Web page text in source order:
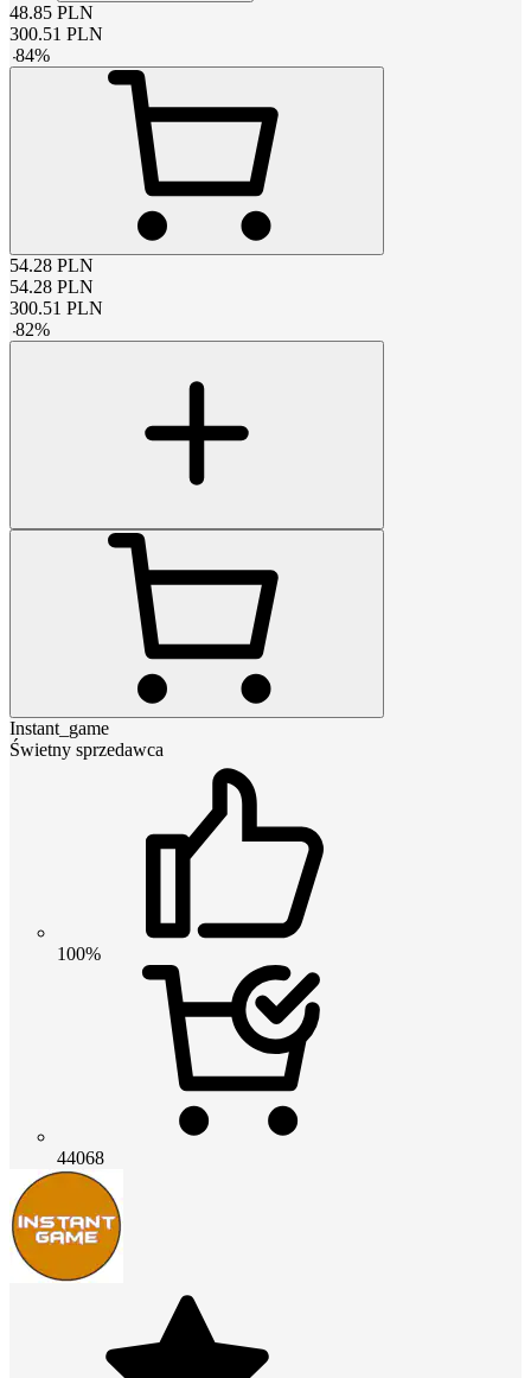
48.85 PLN
300.51 PLN
-84%
54.28 PLN
54.28 PLN
300.51 PLN
-82%
Instant_game
Świetny sprzedawca
100%
44068